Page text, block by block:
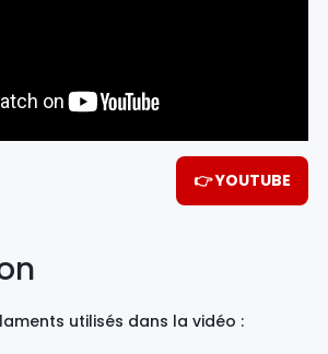
👉 YOUTUBE
utilisés dans la vidéo :